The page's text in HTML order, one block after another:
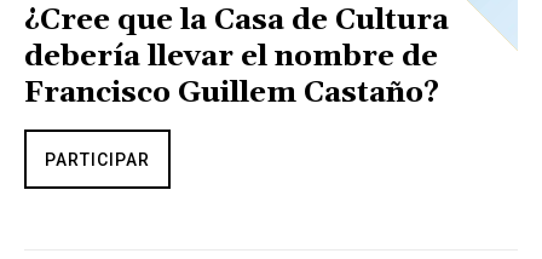
¿Cree que la Casa de Cultura
debería llevar el nombre de
Francisco Guillem Castaño?
PARTICIPAR